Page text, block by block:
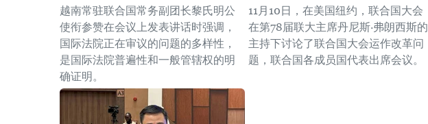
越南常驻联合国常务副团长黎氏明公
使衔参赞在会议上发表讲话时强调，
国际法院正在审议的问题的多样性，
是国际法院普遍性和一般管辖权的明
确证明。
11月10日，在美国纽约，联合国大会
在第78届联大主席丹尼斯·弗朗西斯的
主持下讨论了联合国大会运作改革问
题，联合国各成员国代表出席会议。